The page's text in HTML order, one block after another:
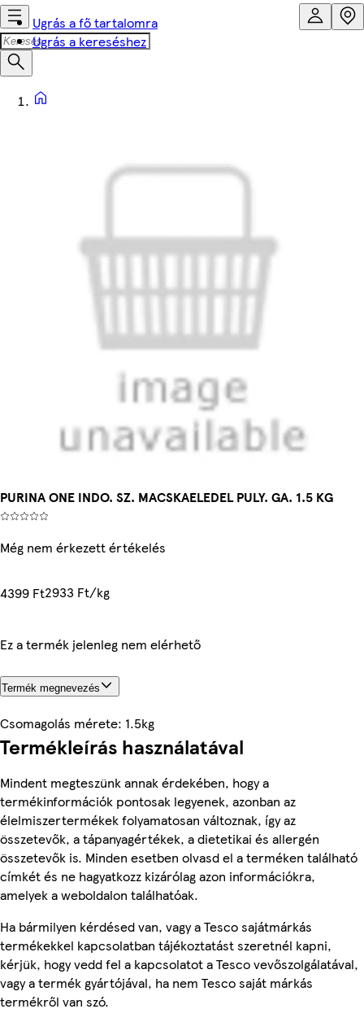
Ugrás a fő tartalomra
Ugrás a kereséshez
PURINA ONE INDO. SZ. MACSKAELEDEL PULY. GA. 1.5 KG
Még nem érkezett értékelés
4399 Ft2933 Ft/kg
Ez a termék jelenleg nem elérhető
Termék megnevezés
Csomagolás mérete: 1.5kg
Termékleírás használatával
Mindent megteszünk annak érdekében, hogy a
termékinformációk pontosak legyenek, azonban az
élelmiszertermékek folyamatosan változnak, így az
összetevők, a tápanyagértékek, a dietetikai és allergén
összetevők is. Minden esetben olvasd el a terméken található
címkét és ne hagyatkozz kizárólag azon információkra,
amelyek a weboldalon találhatóak.
Ha bármilyen kérdésed van, vagy a Tesco sajátmárkás
termékekkel kapcsolatban tájékoztatást szeretnél kapni,
kérjük, hogy vedd fel a kapcsolatot a Tesco vevőszolgálatával,
vagy a termék gyártójával, ha nem Tesco saját márkás
termékről van szó.